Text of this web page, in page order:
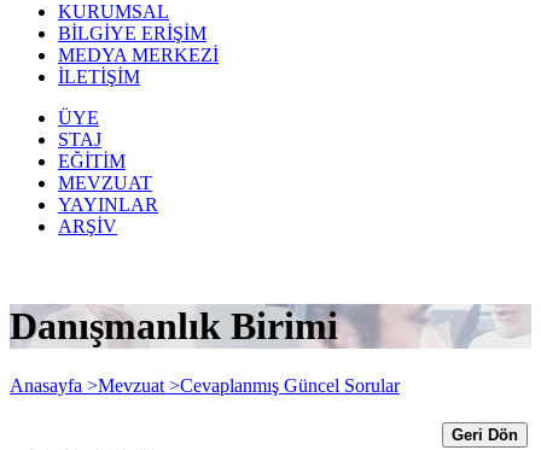
KURUMSAL
BİLGİYE ERİŞİM
MEDYA MERKEZİ
İLETİŞİM
ÜYE
STAJ
EĞİTİM
MEVZUAT
YAYINLAR
ARŞİV
Danışmanlık Birimi
Anasayfa >Mevzuat >Cevaplanmış Güncel Sorular
Geri Dön